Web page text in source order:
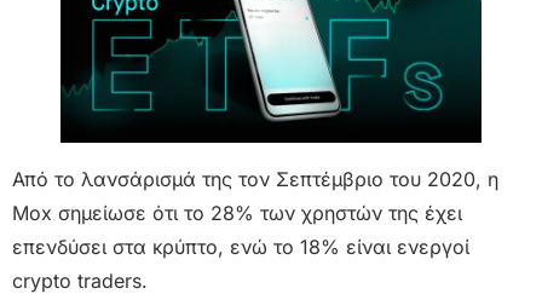
Από το λανσάρισμά της τον Σεπτέμβριο του 2020, η
Mox σημείωσε ότι το 28% των χρηστών της έχει
επενδύσει στα κρύπτο, ενώ το 18% είναι ενεργοί
crypto traders.